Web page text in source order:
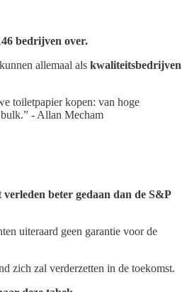
bedrijven over.
allemaal als kwaliteitsbedrijven
toiletpapier kopen: van hoge
- Allan Mecham
beter gedaan dan de S&P
uiteraard geen garantie voor de
zich zal verderzetten in de toekomst.